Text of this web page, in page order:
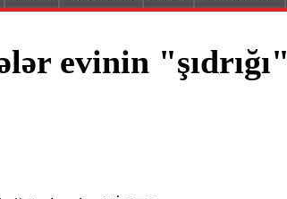
evinin "şıdrığı"